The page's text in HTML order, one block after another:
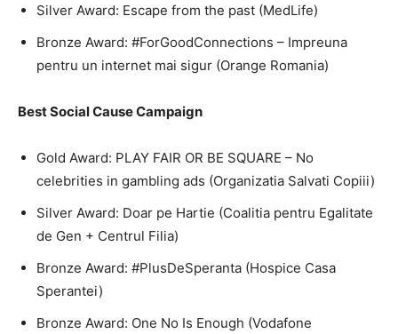
Silver Award: Escape from the past (MedLife)
Bronze Award: #ForGoodConnections – Impreuna
pentru un internet mai sigur (Orange Romania)
Best Social Cause Campaign
Gold Award: PLAY FAIR OR BE SQUARE – No
celebrities in gambling ads (Organizatia Salvati Copiii)
Silver Award: Doar pe Hartie (Coalitia pentru Egalitate
de Gen + Centrul Filia)
Bronze Award: #PlusDeSperanta (Hospice Casa
Sperantei)
Bronze Award: One No Is Enough (Vodafone